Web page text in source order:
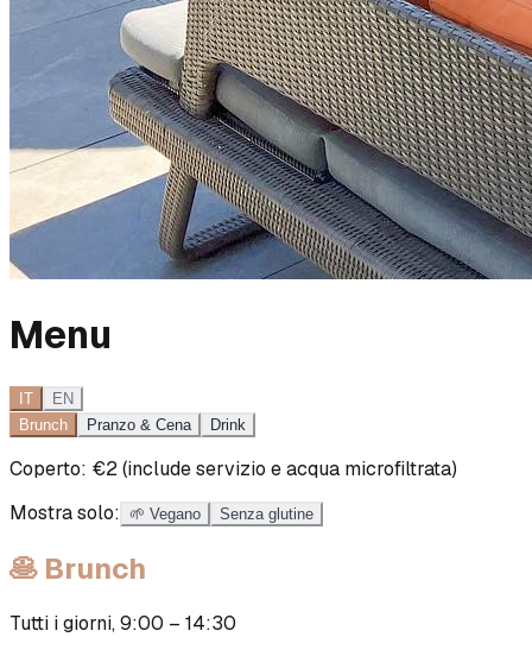
Menu
IT
EN
Brunch
Pranzo & Cena Drink
Coperto: €2 (include servizio e acqua microfiltrata)
Mostra solo: 🌱 Vegano Senza glutine
🥞 Brunch
Tutti i giorni, 9:00 – 14:30